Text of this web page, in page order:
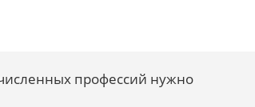
профессий нужно